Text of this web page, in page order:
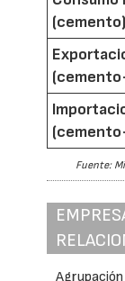
(cemento)
Fuente: